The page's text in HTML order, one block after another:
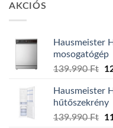
AKCIÓS
Hausmeister
mosogatógép
139.990Ft
Hausmeister
hűtőszekrény
139.990Ft